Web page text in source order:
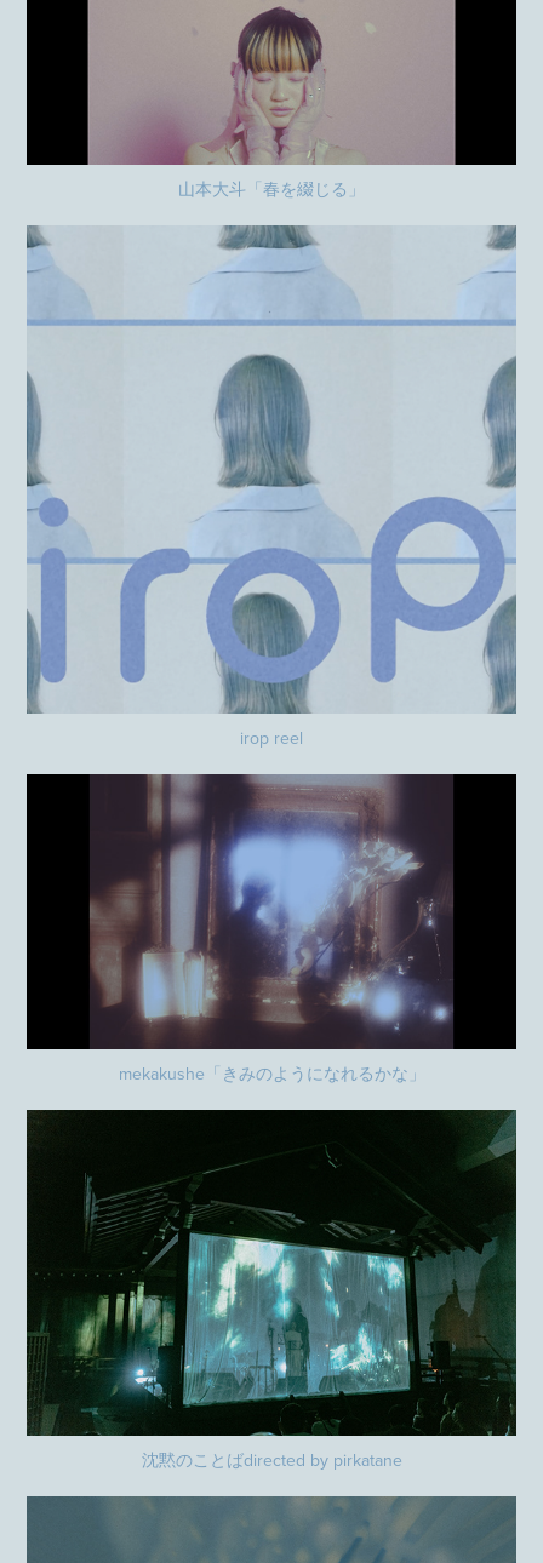
山本大斗「春を綴じる」
irop reel
mekakushe「きみのようになれるかな」
沈黙のことばdirected by pirkatane